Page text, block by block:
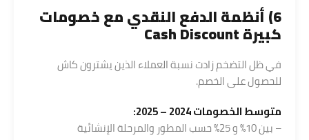
6) أنظمة الدفع النقدي مع خصومات
كبيرة Cash Discount
في ظل التضخم زادت نسبة العملاء الذين يشترون كاش
للحصول على الخصم.
متوسط الخصومات 2024 – 2025:
– بين 10% و 25% حسب المطور والمرحلة الإنشائية